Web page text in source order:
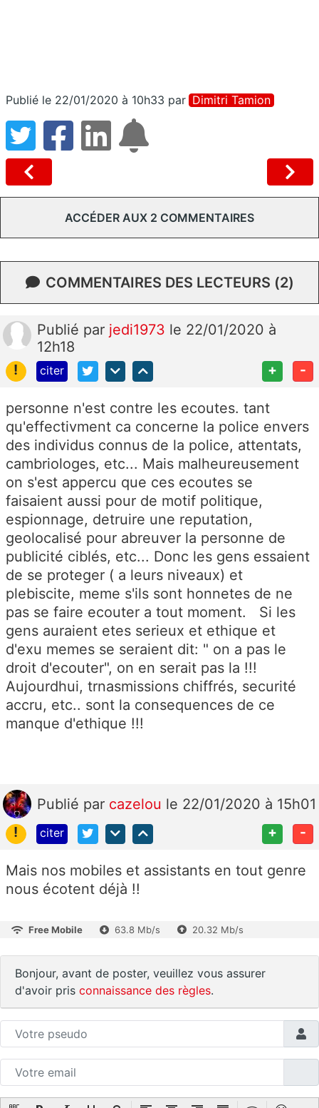
Publié le 22/01/2020 à 10h33 par Dimitri Tamion
ACCÉDER AUX 2 COMMENTAIRES
COMMENTAIRES DES LECTEURS (2)
Publié par jedi1973 le 22/01/2020 à
12h18
!
citer + -
personne n'est contre les ecoutes. tant
qu'effectivment ca concerne la police envers
des individus connus de la police, attentats,
cambriologes, etc... Mais malheureusement
on s'est appercu que ces ecoutes se
faisaient aussi pour de motif politique,
espionnage, detruire une reputation,
geolocalisé pour abreuver la personne de
publicité ciblés, etc... Donc les gens essaient
de se proteger ( a leurs niveaux) et
plebiscite, meme s'ils sont honnetes de ne
pas se faire ecouter a tout moment. Si les
gens auraient etes serieux et ethique et
d'exu memes se seraient dit: " on a pas le
droit d'ecouter", on en serait pas la !!!
Aujourdhui, trnasmissions chiffrés, securité
accru, etc.. sont la consequences de ce
manque d'ethique !!!
Publié par cazelou le 22/01/2020 à 15h01
!
citer + -
Mais nos mobiles et assistants en tout genre
nous écotent déjà !!
Free Mobile 63.8 Mb/s 20.32 Mb/s
Bonjour, avant de poster, veuillez vous assurer
d'avoir pris connaissance des règles.